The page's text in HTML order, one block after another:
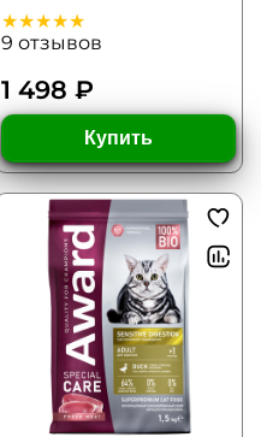
9 отзывов
1 498 ₽
Купить